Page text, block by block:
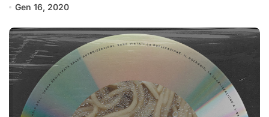
Gen 16, 2020